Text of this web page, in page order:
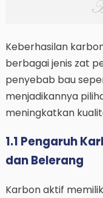
Keberhasilan
berbagai jenis zat
penyebab bau
menjadikannya
meningkatkan
1.1 Pengaruh
dan Belerang
Karbon aktif